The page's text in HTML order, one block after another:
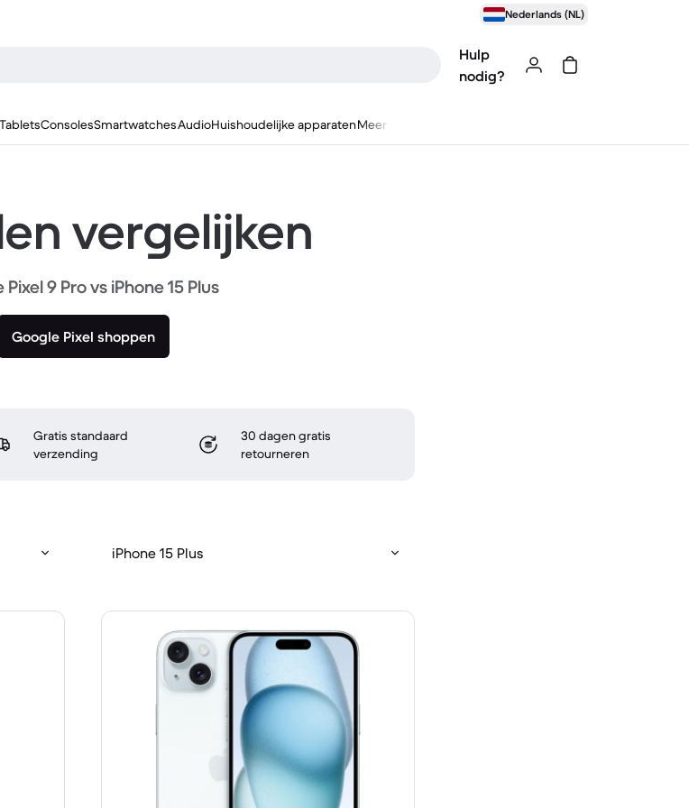
Nederlands (NL)
Hulp
nodig?
TabletsConsolesSmartwatchesAudioHuishoudelijke apparatenMeer
vergelijken
9 Pro vs iPhone 15 Plus
Google Pixel shoppen
Gratis standaard
verzending
30 dagen gratis
retourneren
iPhone 15 Plus